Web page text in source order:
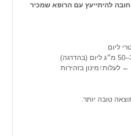
חובה להיתייעץ עם הרופא שמכיר
לעלות↑מינון בזהירות
טובה יותר.